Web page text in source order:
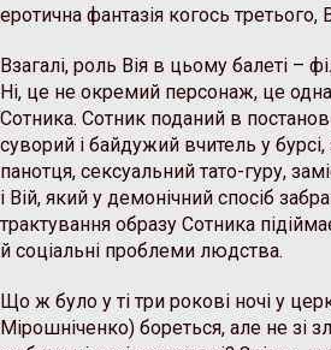
еротична фантазія когось третього,
Взагалі, роль Вія в цьому балеті –
Ні, це не окремий персонаж, це
Сотника. Сотник поданий в
суворий і байдужий вчитель у
панотця, сексуальний тато-гуру,
і Вій, який у демонічний спосіб
трактування образу Сотника
й соціальні проблеми людства.
Що ж було у ті три рокові ночі у
Мірошніченко) бореться, але не зі